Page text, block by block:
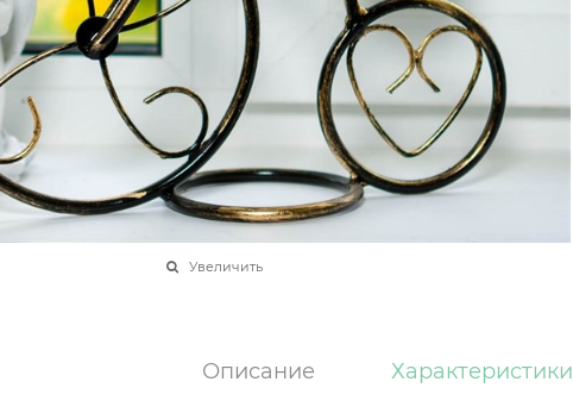
Увеличить
Описание Характеристики